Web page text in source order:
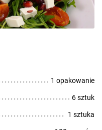
1 opakowanie
6 sztuk
1 sztuka